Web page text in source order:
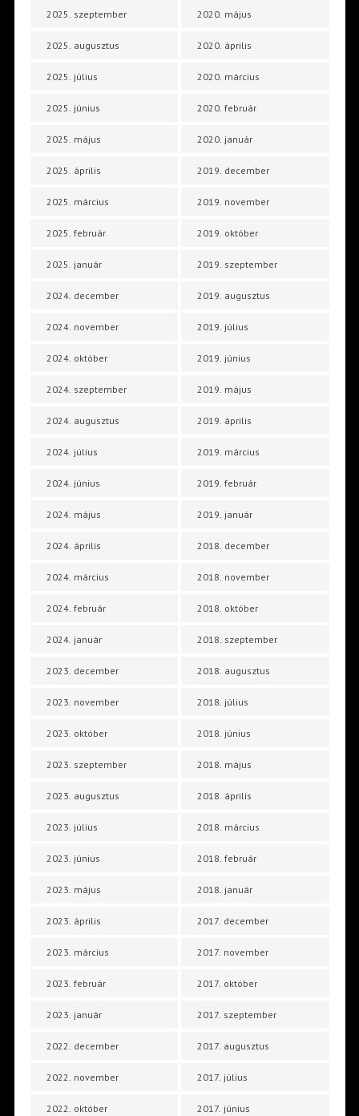
2025. szeptember
2025. augusztus
2025. július
2025. június
2025. május
2025. április
2025. március
2025. február
2025. január
2024. december
2024. november
2024. október
2024. szeptember
2024. augusztus
2024. július
2024. június
2024. május
2024. április
2024. március
2024. február
2024. január
2023. december
2023. november
2023. október
2023. szeptember
2023. augusztus
2023. július
2023. június
2023. május
2023. április
2023. március
2023. február
2023. január
2022. december
2022. november
2022. október
2020. május
2020. április
2020. március
2020. február
2020. január
2019. december
2019. november
2019. október
2019. szeptember
2019. augusztus
2019. július
2019. június
2019. május
2019. április
2019. március
2019. február
2019. január
2018. december
2018. november
2018. október
2018. szeptember
2018. augusztus
2018. július
2018. június
2018. május
2018. április
2018. március
2018. február
2018. január
2017. december
2017. november
2017. október
2017. szeptember
2017. augusztus
2017. július
2017. június